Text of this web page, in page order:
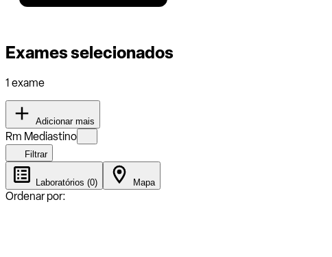
Exames selecionados
1 exame
Adicionar mais
Rm Mediastino
Filtrar
Laboratórios (0) Mapa
Ordenar por: